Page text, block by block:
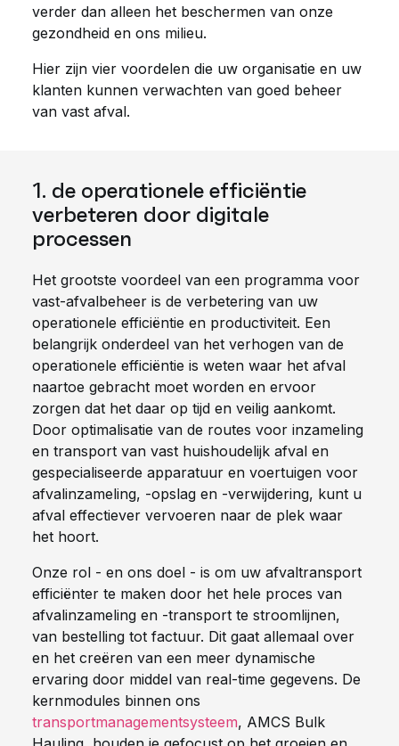
verder dan alleen het beschermen van onze
gezondheid en ons milieu.
Hier zijn vier voordelen die uw organisatie en uw
klanten kunnen verwachten van goed beheer
van vast afval.
1. de operationele efficiëntie
verbeteren door digitale
processen
Het grootste voordeel van een programma voor
vast-afvalbeheer is de verbetering van uw
operationele efficiëntie en productiviteit. Een
belangrijk onderdeel van het verhogen van de
operationele efficiëntie is weten waar het afval
naartoe gebracht moet worden en ervoor
zorgen dat het daar op tijd en veilig aankomt.
Door optimalisatie van de routes voor inzameling
en transport van vast huishoudelijk afval en
gespecialiseerde apparatuur en voertuigen voor
afvalinzameling, -opslag en -verwijdering, kunt u
afval effectiever vervoeren naar de plek waar
het hoort.
Onze rol - en ons doel - is om uw afvaltransport
efficiënter te maken door het hele proces van
afvalinzameling en -transport te stroomlijnen,
van bestelling tot factuur. Dit gaat allemaal over
en het creëren van een meer dynamische
ervaring door middel van real-time gegevens. De
kernmodules binnen ons
transportmanagementsysteem, AMCS Bulk